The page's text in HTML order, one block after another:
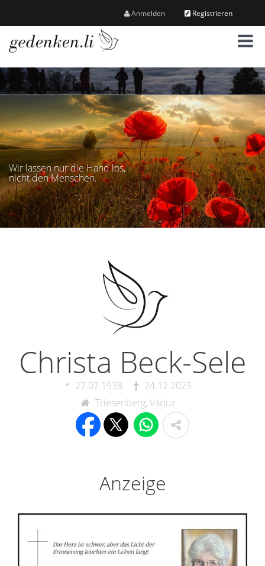
Anmelden Registrieren
M
e
n
ü
Wir lassen nur die Hand los,
nicht den Menschen.
Christa Beck-Sele
27.07.1938
24.12.2025
Triesenberg, Vaduz
Anzeige